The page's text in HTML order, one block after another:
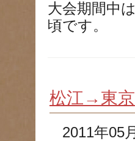
大会期間中は
頃です。
松江→東京
2011年